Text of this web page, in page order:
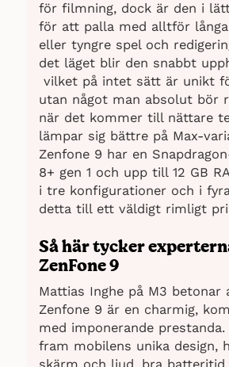
för filmning, dock är den i
för att palla med alltför
eller tyngre spel och
det läget blir den snabbt
vilket på intet sätt är unikt
utan något man absolut bör
när det kommer till nättare
lämpar sig bättre på Max-
Zenfone 9 har en
8+ gen 1 och upp till 12 GB
i tre konfigurationer och i
detta till ett väldigt rimligt
Så här tycker
ZenFone 9
Mattias Inghe på M3 betonar
Zenfone 9 är en charmig,
med imponerande
fram mobilens unika design,